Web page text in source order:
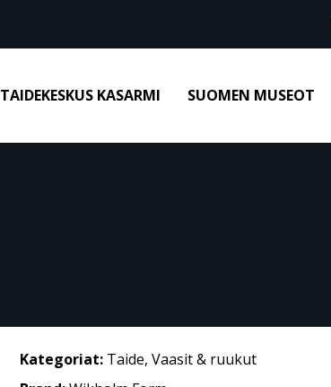
TAIDEKESKUS KASARMI SUOMEN MUSEOT
Kategoriat: Taide, Vaasit & ruukut